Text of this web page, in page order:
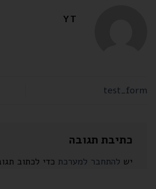
YT
test_form
כתיבת תגובה
יש להתחבר למערכת כדי לכתוב